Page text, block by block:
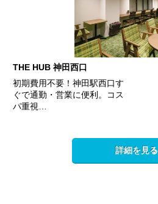
THE HUB 神田西口
初期費用不要！神田駅西口す
ぐで通勤・営業に便利。コス
パ重視…
詳細を見る